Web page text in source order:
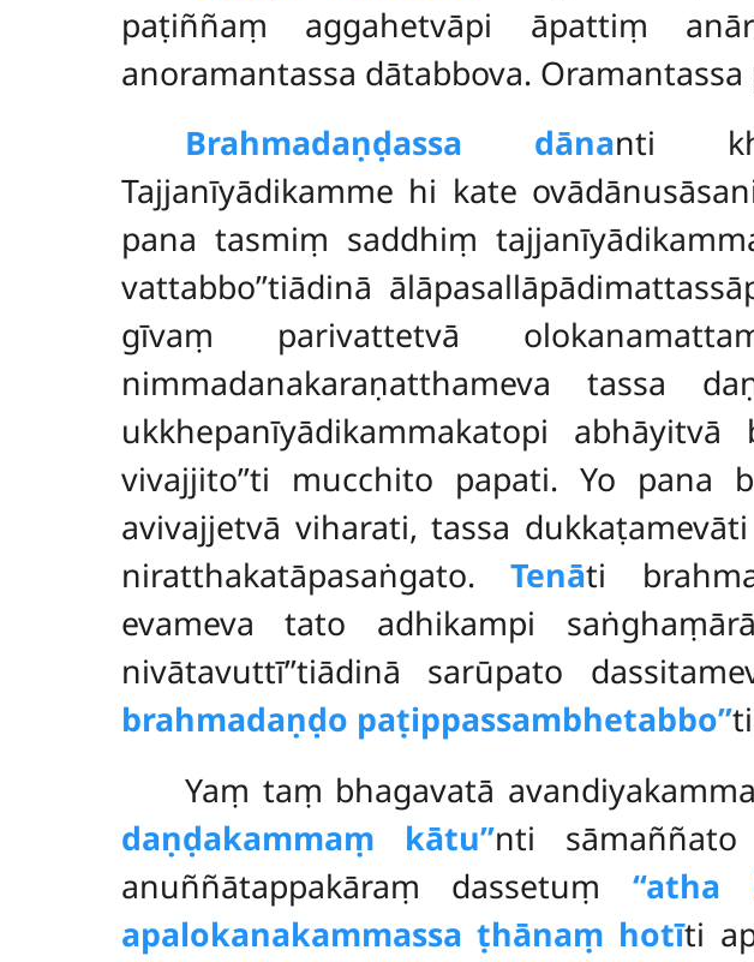
paṭiññaṃ aggahetvāpi āpattiṃ
anoramantassa dātabbova.
Brahmadaṇḍassa dānanti
Tajjanīyādikamme hi kate
pana tasmiṃ saddhiṃ
vattabbo’’tiādinā
gīvaṃ parivattetvā
nimmadanakaraṇatthameva tassa
ukkhepanīyādikammakatopi abhāyitvā
vivajjito’’ti mucchito papati. Yo pana
avivajjetvā viharati, tassa
niratthakatāpasaṅgato.Tenāti
evameva tato adhikampi
nivātavuttī’’tiādinā sarūpato
brahmadaṇḍo paṭippassambhetabbo’’
Yaṃ taṃ bhagavatā
daṇḍakammaṃ kātu’’nti sāmaññato
anuññātappakāraṃ dassetuṃ ‘‘atha
apalokanakammassa ṭhānaṃ hotīti